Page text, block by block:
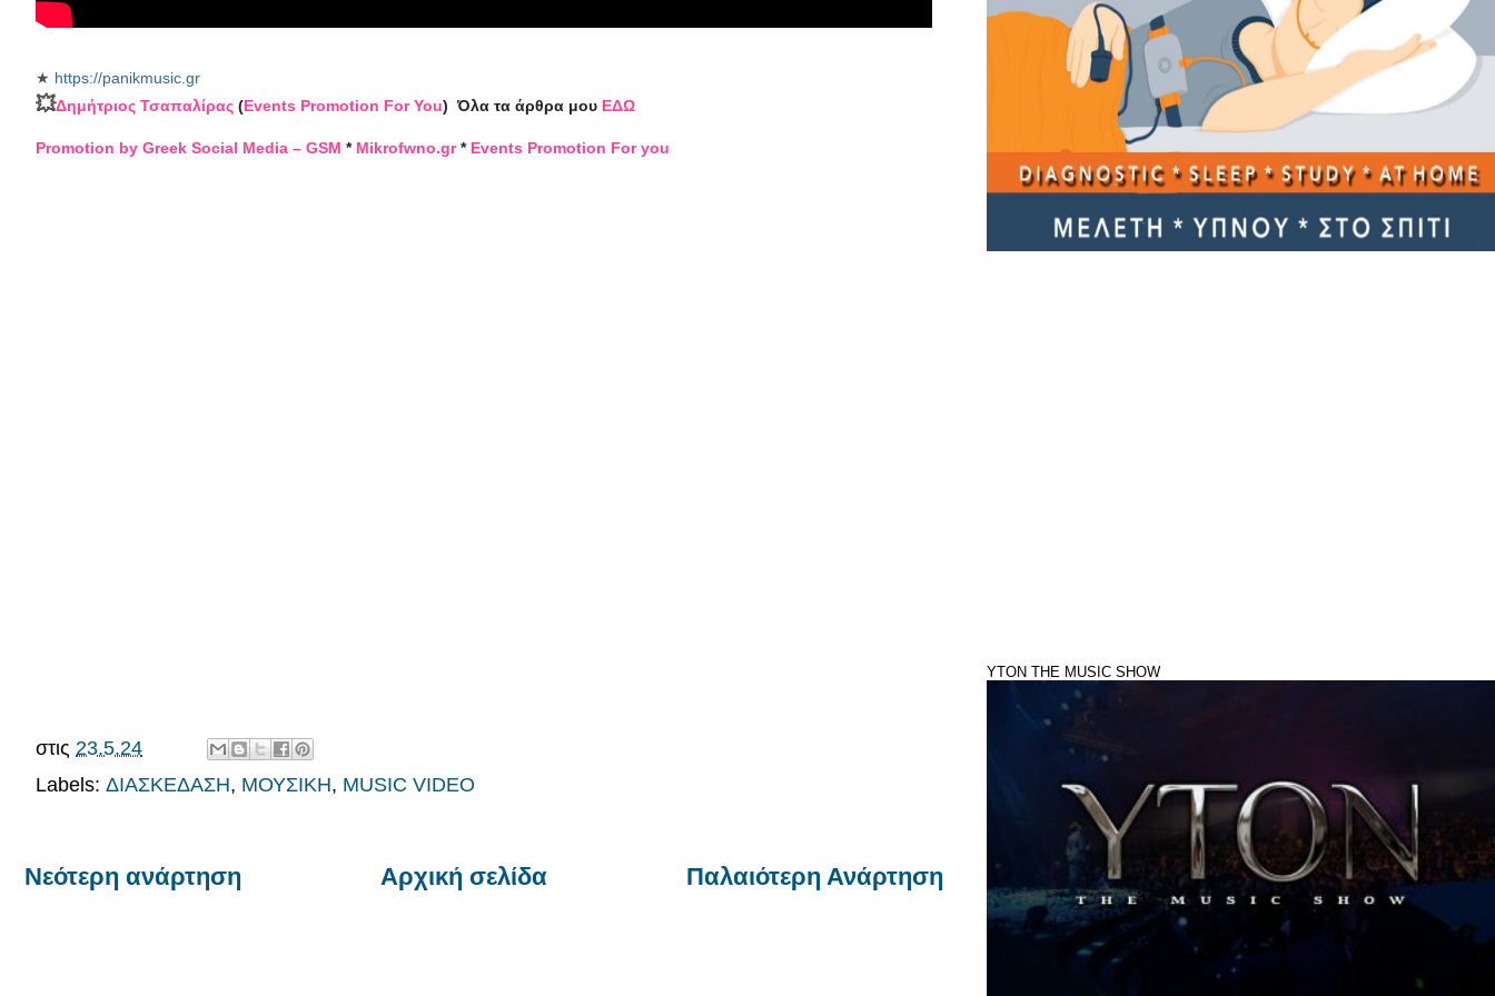
★ https://panikmusic.gr
💥Δημήτριος Τσαπαλίρας (Events Promotion For You) Όλα τα άρθρα μου ΕΔΩ
Promotion by Greek Social Media – GSM * Mikrofwno.gr* Events Promotion For you
στις 23.5.24
Labels: ΔΙΑΣΚΕΔΑΣΗ, ΜΟΥΣΙΚΗ, MUSIC VIDEO
Νεότερη ανάρτηση Παλαιότερη Ανάρτηση
Αρχική σελίδα
YTON THE MUSIC SHOW